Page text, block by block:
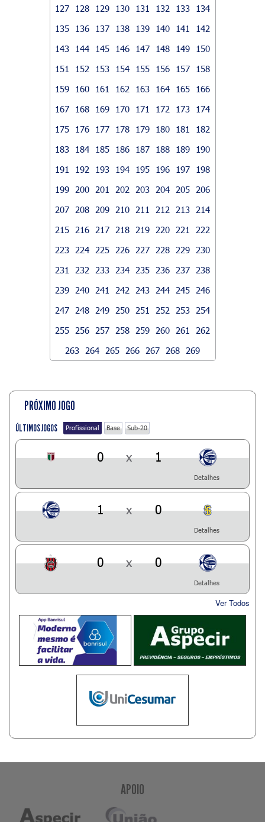
127
128 129 130 131 132 133
134
135
136 137 138 139 140 141
142
143
144 145 146 147 148 149
150
151
152 153 154 155 156 157
158
159
160 161 162 163 164 165
166
167
168 169 170 171 172 173
174
175
176 177 178 179 180 181
182
183
184 185 186 187 188 189
190
191
192 193 194 195 196 197
198
199
200 201 202 203 204 205
206
207
208 209 210 211 212 213
214
215
216 217 218 219 220 221
222
223
224 225 226 227 228 229
230
231
232 233 234 235 236 237
238
239
240 241 242 243 244 245
246
247
248 249 250 251 252 253
254
255
256 257 258 259 260 261
262
263
264 265 266 267 268 269
PRÓXIMO JOGO
ÚLTIMOS JOGOS Profissional Base Sub-20
0 x 1
Detalhes
1 x 0
Detalhes
0 x 0
Detalhes
Ver Todos
APOIO